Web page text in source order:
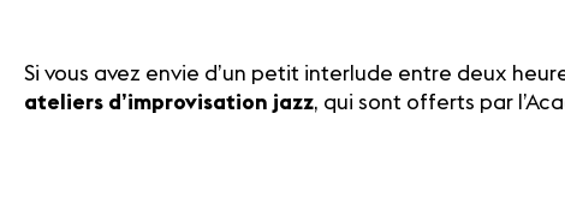
Si vous avez envie d’un petit interlude entre deux
ateliers d’improvisation jazz, qui sont offerts par